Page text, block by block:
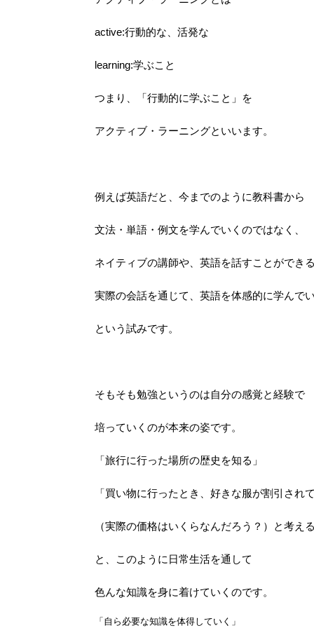
active:行動的な、活発な
learning:学ぶこと
つまり、「行動的に学ぶこと」を
アクティブ・ラーニングといいます。
例えば英語だと、今までのように教科書から
文法・単語・例文を学んでいくのではなく、
ネイティブの講師や、英語を話すことができる
実際の会話を通じて、英語を体感的に学んで
という試みです。
そもそも勉強というのは自分の感覚と経験で
培っていくのが本来の姿です。
「旅行に行った場所の歴史を知る」
「買い物に行ったとき、好きな服が割引され
（実際の価格はいくらなんだろう？）と考える
と、このように日常生活を通して
色んな知識を身に着けていくのです。
「自ら必要な知識を体得していく」